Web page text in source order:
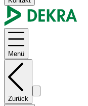
Menü
Zurück